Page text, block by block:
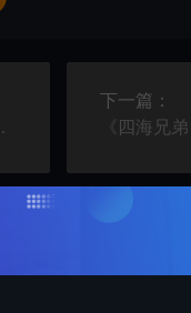
发售日待定
下一篇：
《四海兄